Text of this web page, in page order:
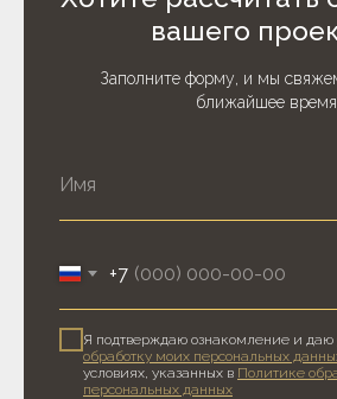
вашего
Заполните форму, и мы
ближайшее время
+7
Я подтверждаю ознакомление и даю
обработку моих персональных
условиях, указанных в Политике
персональных данных